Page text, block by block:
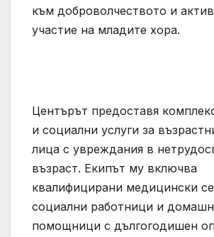
към доброволчеството и
участие на младите хора.
Центърът предоставя
и социални услуги за
лица с увреждания в
възраст. Екипът му включва
квалифицирани медицински
социални работници и
помощници с дългогодишен